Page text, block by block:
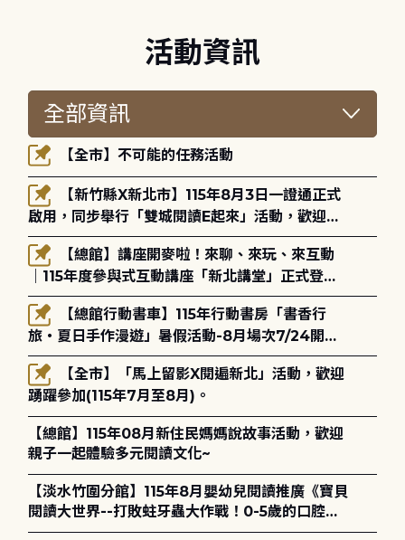
活動資訊
【全市】不可能的任務活動
啟用，同步舉行「雙城閱讀E起來」活動，歡迎踴
躍參加(115年8月3日至10月4日)。
｜115年度參與式互動講座「新北講堂」正式登
場！
旅・夏日手作漫遊」暑假活動-8月場次7/24開始
報名
踴躍參加(115年7月至8月)。
【總館】115年08月新住民媽媽說故事活動，歡迎
親子一起體驗多元閱讀文化~
【淡水竹圍分館】115年8月嬰幼兒閱讀推廣《寶貝
閱讀大世界--打敗蛀牙蟲大作戰！0-5歲的口腔照
護全攻略》